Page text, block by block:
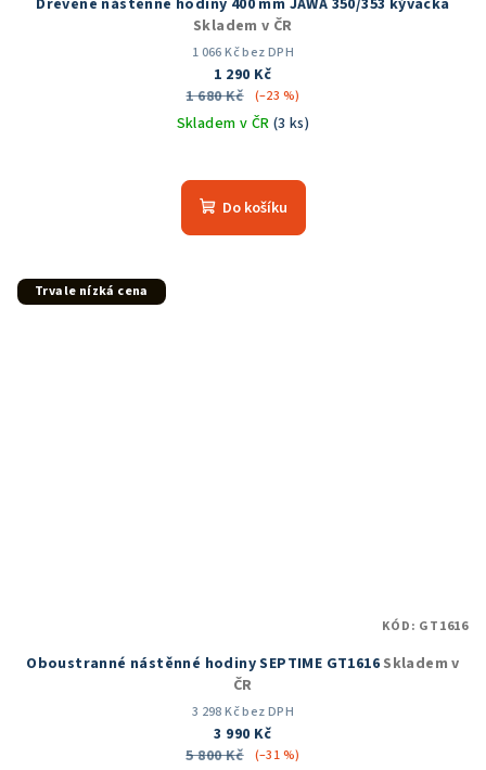
Dřevěné nástěnné hodiny 400 mm JAWA 350/353 kývačka
Skladem v ČR
1 066 Kč bez DPH
1 290 Kč
1 680 Kč
(–23 %)
Skladem v ČR (3 ks)
Do košíku
Trvale nízká cena
Oboustranné nástěnné hodiny SEPTIME GT1616 Skladem v
ČR
3 298 Kč bez DPH
3 990 Kč
5 800 Kč
(–31 %)
KÓD: GT1616